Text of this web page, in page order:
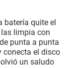
batería quite el
limpia con
punta a punta
conecta el disco
un saludo